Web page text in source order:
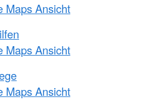
Maps Ansicht
Maps Ansicht
Maps Ansicht